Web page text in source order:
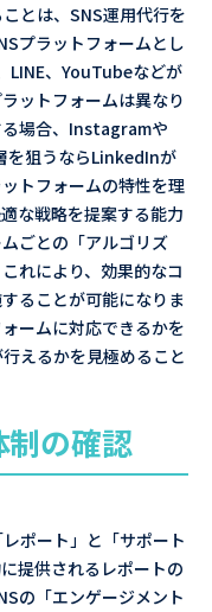
とは、SNS運用代行を
プラットフォームとし
、YouTubeなどが
ットフォームは異なり
る場合、Instagramや
を狙うならLinkedInが
トフォームの特性を理
な戦略を提案する能力
ごとの「アルゴリズ
れにより、効果的なコ
ることが可能になりま
ームに対応できるかを
えるかを見極めること
制の確認
ポート」と「サポート
提供されるレポートの
の「エンゲージメント